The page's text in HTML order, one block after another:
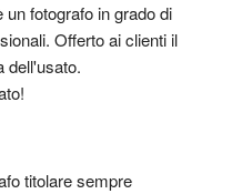
fotografo in grado di
Offerto ai clienti il
dell'usato.
titolare sempre